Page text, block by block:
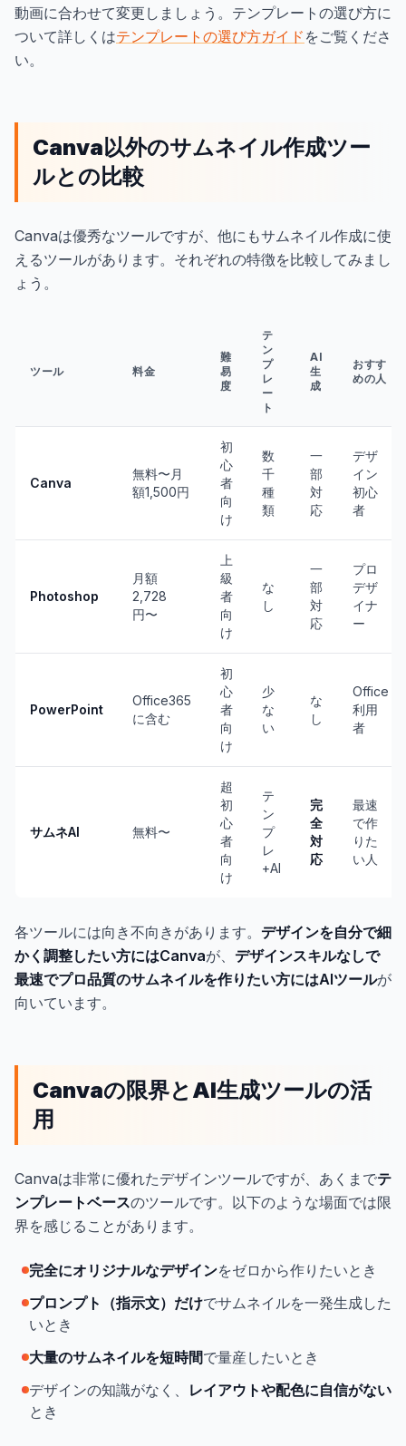
動画に合わせて変更しましょう。テンプレートの選び方に
ついて詳しくはテンプレートの選び方ガイド をご覧くださ
い。
Canva以外のサムネイル作成ツー
ルとの比較
Canvaは優秀なツールですが、他にもサムネイル作成に使
えるツールがあります。それぞれの特徴を比較してみまし
ょう。
ツール 料金
難
易
度
テ
ン
プ
レ
ー
ト
AI
生
成
おすす
めの人
Canva
無料〜月
額1,500円
初
心
者
向
け
数
千
種
類
一
部
対
応
デザ
イン
初心
者
Photoshop
月額
2,728
円〜
上
級
者
向
け
な
し
一
部
対
応
プロ
デザ
イナ
ー
PowerPoint
Office365
に含む
初
心
者
向
け
少
な
い
な
し
Office
利用
者
サムネAI 無料〜
超
初
心
者
向
け
テ
ン
プ
レ
+AI
完
全
対
応
最速
で作
りた
い人
各ツールには向き不向きがあります。 デザインを自分で細
かく調整したい方にはCanvaが、 デザインスキルなしで
最速でプロ品質のサムネイルを作りたい方にはAIツールが
向いています。
Canvaの限界とAI生成ツールの活
用
Canvaは非常に優れたデザインツールですが、あくまでテ
ンプレートベースのツールです。以下のような場面では限
界を感じることがあります。
完全にオリジナルなデザインをゼロから作りたいとき
プロンプト（指示文）だけでサムネイルを一発生成した
いとき
大量のサムネイルを短時間で量産したいとき
デザインの知識がなく、 レイアウトや配色に自信がない
とき